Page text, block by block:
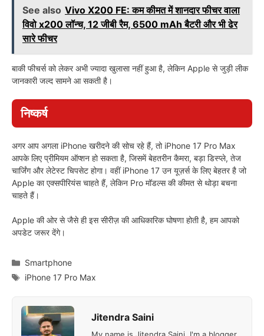
See also Vivo X200 FE: कम कीमत में शानदार फीचर वाला
विवो x200 लॉन्च, 12 जीबी रैम, 6500 mAh बैटरी और भी ढेर
सारे फीचर
बाकी फीचर्स को लेकर अभी ज्यादा खुलासा नहीं हुआ है, लेकिन Apple से जुड़ी लीक
जानकारी जल्द सामने आ सकती है।
निष्कर्ष
अगर आप अगला iPhone खरीदने की सोच रहे हैं, तो iPhone 17 Pro Max
आपके लिए प्रीमियम ऑप्शन हो सकता है, जिसमें बेहतरीन कैमरा, बड़ा डिस्प्ले, तेज
चार्जिंग और लेटेस्ट चिपसेट होगा। वहीं iPhone 17 उन यूज़र्स के लिए बेहतर है जो
Apple का एक्सपीरियंस चाहते हैं, लेकिन Pro मॉडल्स की कीमत से थोड़ा बचना
चाहते हैं।
Apple की ओर से जैसे ही इस सीरीज़ की आधिकारिक घोषणा होती है, हम आपको
अपडेट जरूर देंगे।
Categories
Smartphone
Tags
iPhone 17 Pro Max
Jitendra Saini
My name is Jitendra Saini, I'm a blogger